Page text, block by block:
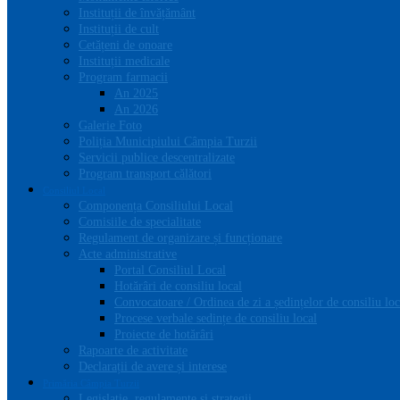
Instituții de învățământ
Instituții de cult
Cetățeni de onoare
Instituții medicale
Program farmacii
An 2025
An 2026
Galerie Foto
Poliția Municipiului Câmpia Turzii
Servicii publice descentralizate
Program transport călători
Componența Consiliului Local
Comisiile de specialitate
Regulament de organizare și funcționare
Acte administrative
Portal Consiliul Local
Hotărâri de consiliu local
Convocatoare / Ordinea de zi a ședințelor de consiliu
Procese verbale sedințe de consiliu local
Proiecte de hotărâri
Rapoarte de activitate
Declarații de avere și interese